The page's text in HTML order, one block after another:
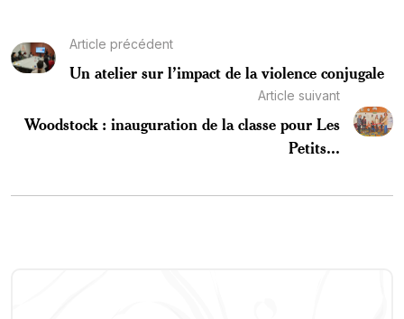
Article précédent
Un atelier sur l’impact de la violence conjugale
Article suivant
Woodstock : inauguration de la classe pour Les
Petits...